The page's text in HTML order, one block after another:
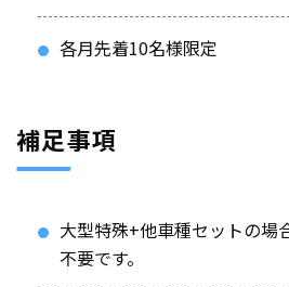
各月先着10名様限定
補足事項
大型特殊+他車種セットの場
不要です。